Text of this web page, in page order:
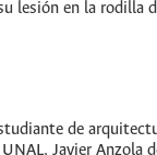
lesión en la rodilla
de
Javier Anzola